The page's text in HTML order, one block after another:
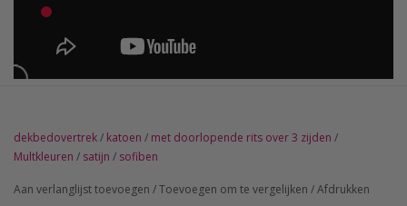
dekbedovertrek/ katoen / met doorlopende rits over 3 zijden /
Multkleuren / satijn / sofiben
Aan verlanglijst toevoegen /Toevoegen om te vergelijken /Afdrukken